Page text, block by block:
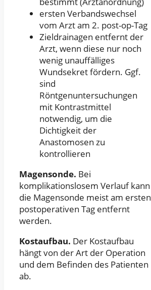
ersten Verbandswechsel
vom Arzt am 2. post-op-Tag
Zieldrainagen entfernt der
Arzt, wenn diese nur noch
wenig unauffälliges
Wundsekret fördern. Ggf.
sind
Röntgenuntersuchungen
mit Kontrastmittel
notwendig, um die
Dichtigkeit der
Anastomosen zu
kontrollieren
Magensonde. Bei
komplikationslosem Verlauf kann
die Magensonde meist am ersten
postoperativen Tag entfernt
werden.
Kostaufbau. Der Kostaufbau
hängt von der Art der Operation
und dem Befinden des Patienten
ab.